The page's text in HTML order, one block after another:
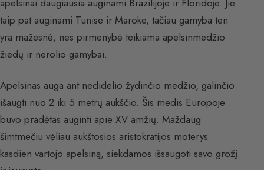
taip pat auginami Tunise ir Maroke, tačiau gamyba ten
yra mažesnė, nes pirmenybė teikiama apelsinmedžio
žiedų ir nerolio gamybai.
Apelsinas auga ant nedidelio žydinčio medžio, galinčio
išaugti nuo 2 iki 5 metrų aukščio. Šis medis Europoje
buvo pradėtas auginti apie XV amžių. Maždaug
šimtmečiu vėliau aukštosios aristokratijos moterys
kasdien vartojo apelsiną, siekdamos išsaugoti savo grožį